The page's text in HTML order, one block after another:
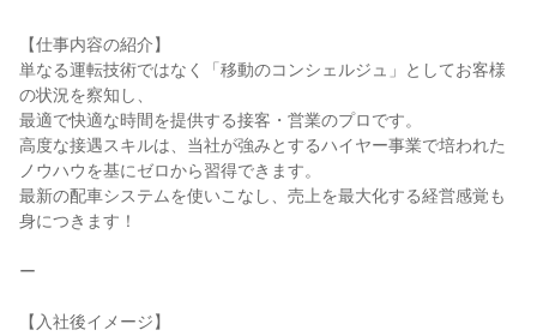
【仕事内容の紹介】
単なる運転技術ではなく「移動のコンシェルジュ」としてお客様
の状況を察知し、
最適で快適な時間を提供する接客・営業のプロです。
高度な接遇スキルは、当社が強みとするハイヤー事業で培われた
ノウハウを基にゼロから習得できます。
最新の配車システムを使いこなし、売上を最大化する経営感覚も
身につきます！
ー
【入社後イメージ】